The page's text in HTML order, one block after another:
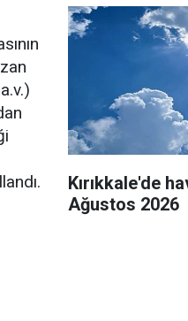
Kırıkkale'de
Ağustos 2026